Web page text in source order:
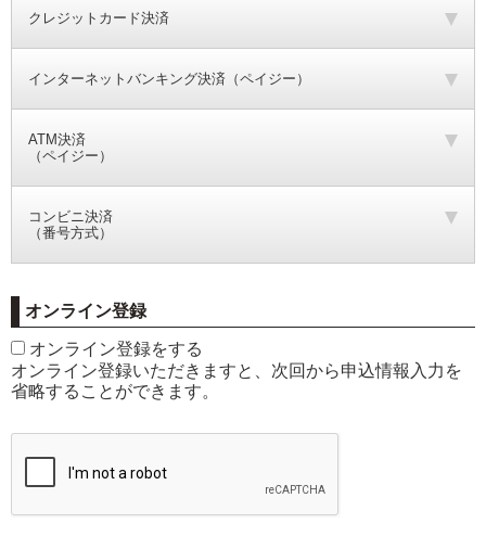
クレジットカード決済
インターネットバンキング決済（ペイジー）
ATM決済
（ペイジー）
コンビニ決済
（番号方式）
オンライン登録
オンライン登録をする
オンライン登録いただきますと、次回から申込情報入力を
省略することができます。